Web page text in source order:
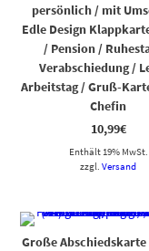
persönlich / mit
Edle Design
/ Pension /
Verabschiedung /
Arbeitstag / Gruß-
Chefin
10,99€
Enthält 19% MwSt.
zzgl.Versand
Große Abschiedskarte